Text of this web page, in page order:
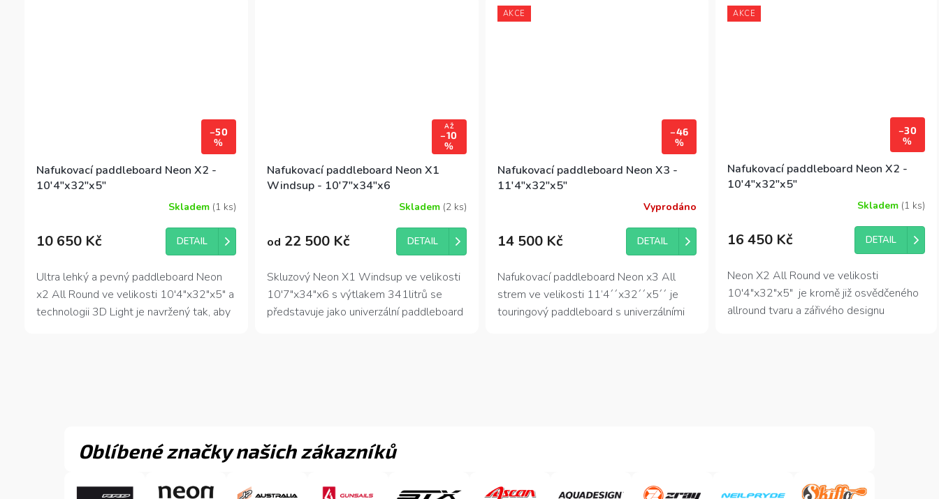
–50
%
Nafukovací paddleboard Neon X2 -
10'4"x32"x5"
produktu
je
z
hvězdiček.
Skladem (1 ks)
10 650 Kč DETAIL
Ultra lehký a pevný paddleboard Neon
x2 All Round ve velikosti 10'4"x32"x5" a
technologii 3D Light je navržený tak, aby
AŽ
–10
%
Nafukovací paddleboard Neon X1
Windsup - 10'7"x34"x6
produktu
je
z
5
hvězdiček.
Skladem (2 ks)
od 22 500 Kč DETAIL
Skluzový Neon X1 Windsup ve velikosti
10'7"x34"x6 s výtlakem 341litrů se
představuje jako univerzální paddleboard
AKCE
–46
%
Nafukovací paddleboard Neon X3 -
11'4"x32"x5"
produktu
je
z
hvězdiček.
Vyprodáno
14 500 Kč DETAIL
Nafukovací paddleboard Neon x3 All
strem ve velikosti 11’4´´x32´´x5´´ je
touringový paddleboard s univerzálními
AKCE
–30
%
Nafukovací paddleboard Neon X2 -
10'4"x32"x5"
produktu
je
z
5
hvězdiček.
Skladem (1 ks)
16 450 Kč DETAIL
Neon X2 All Round ve velikosti
10'4"x32"x5" je kromě již osvědčeného
allround tvaru a zářivého designu
Oblíbené značky našich zákazníků